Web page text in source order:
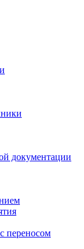
документации
переносом